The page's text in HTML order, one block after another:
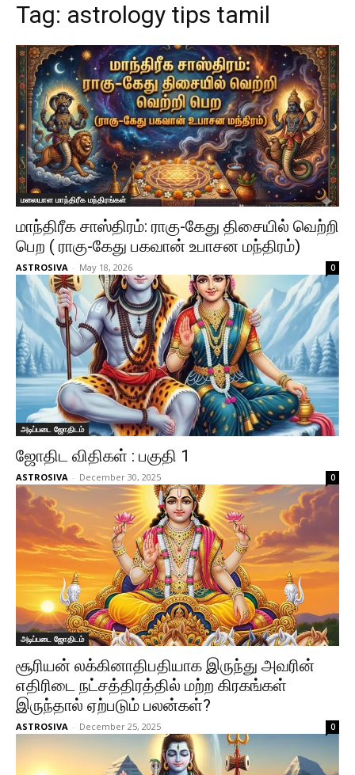
Tag: astrology tips tamil
மலையாள மாந்திரீக மந்திரங்கள்
மாந்திரீக சாஸ்திரம்: ராகு-கேது திசையில் வெற்றி
பெற ( ராகு-கேது பகவான் உபாசன மந்திரம்)
ASTROSIVA - May 18, 2026 0
அடிப்படை ஜோதிடம்
ஜோதிட விதிகள் : பகுதி 1
ASTROSIVA - December 30, 2025 0
அடிப்படை ஜோதிடம்
சூரியன் லக்கினாதிபதியாக இருந்து அவரின்
எதிரிடை நட்சத்திரத்தில் மற்ற கிரகங்கள்
இருந்தால் ஏற்படும் பலன்கள்?
ASTROSIVA - December 25, 2025 0